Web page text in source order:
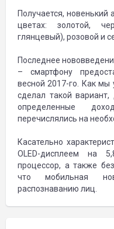
Получается, новенький
цветах: золотой,
глянцевый), розовой и
Последнее
– смартфону
весной 2017-го. Как мы
сделал такой
определенные
перечислялись на
Касательно
OLED-дисплеем на
процессор, а также
что мобильная
распознаванию лиц.